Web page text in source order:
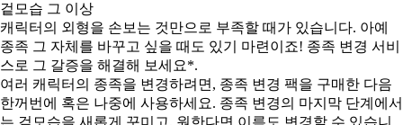
겉모습 그 이상
캐릭터의 외형을 손보는 것만으로 부족할 때가 있습니다. 아예
종족 그 자체를 바꾸고 싶을 때도 있기 마련이죠! 종족 변경 서비
스로 그 갈증을 해결해 보세요*.
여러 캐릭터의 종족을 변경하려면, 종족 변경 팩을 구매한 다음
한꺼번에 혹은 나중에 사용하세요. 종족 변경의 마지막 단계에서
는 겉모습을 새롭게 꾸미고, 원한다면 이름도 변경할 수 있습니